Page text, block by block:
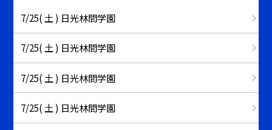
7/25( 土 ) 日光林間学園
7/25( 土 ) 日光林間学園
7/25( 土 ) 日光林間学園
7/25( 土 ) 日光林間学園